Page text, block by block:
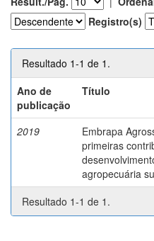
Registro(s)
Resultado 1-1 de 1.
Ano de
publicação
Título
2019
Embrapa
primeiras
agropecuária
Resultado 1-1 de 1.